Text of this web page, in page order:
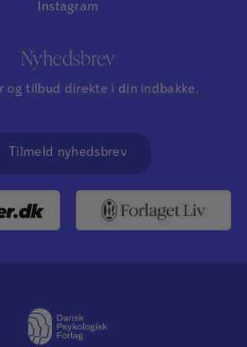
Instagram
Nyhedsbrev
og tilbud direkte i din indbakke.
Tilmeld nyhedsbrev